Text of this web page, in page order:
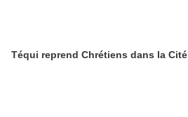
Téqui reprend Chrétiens dans la Cité